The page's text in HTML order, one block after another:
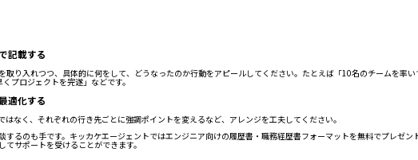
記載する
取り入れつつ、具体的に何をして、どうなったのか行動をアピールしてください。たとえば「10名のチームを率
プロジェクトを完遂」などです。
適化する
なく、それぞれの行き先ごとに強調ポイントを変えるなど、アレンジを工夫してください。
するのも手です。キッカケエージェントではエンジニア向けの履歴書・職務経歴書フォーマットを無料でプレゼ
サポートを受けることができます。